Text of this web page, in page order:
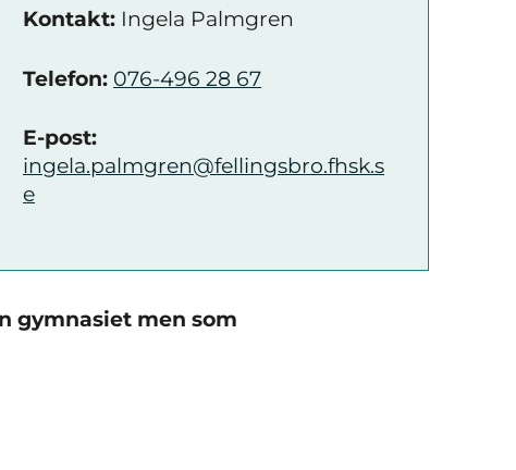
Kontakt: Ingela Palmgren
Telefon: 076-496 28 67
E-post:
ingela.palmgren@fellingsbro.fhsk.s
e
gymnasiet men som